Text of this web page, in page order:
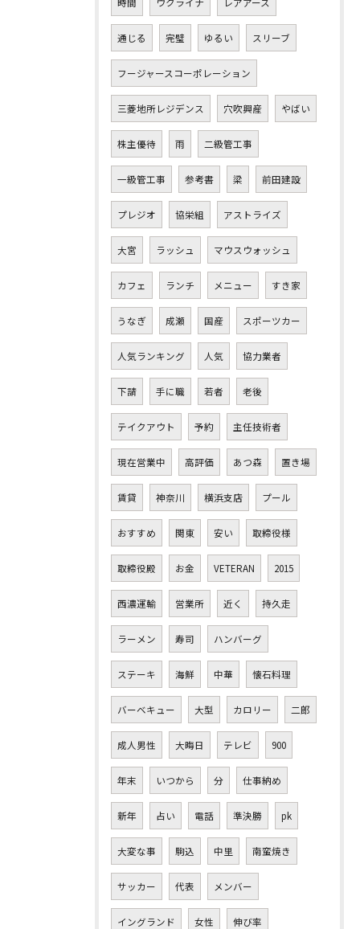
通じる 完璧 ゆるい スリーブ
フージャースコーポレーション
三菱地所レジデンス 穴吹興産 やばい
株主優待 雨 二級管工事
一級管工事 参考書 梁 前田建設
プレジオ 協栄組 アストライズ
大宮 ラッシュ マウスウォッシュ
カフェ ランチ メニュー すき家
うなぎ 成瀬 国産 スポーツカー
人気ランキング 人気 協力業者
下請 手に職 若者 老後
テイクアウト 予約 主任技術者
現在営業中 高評価 あつ森 置き場
賃貸 神奈川 横浜支店 プール
おすすめ 関東 安い 取締役様
取締役殿 お金 VETERAN 2015
西濃運輸 営業所 近く 持久走
ラーメン 寿司 ハンバーグ
ステーキ 海鮮 中華 懐石料理
バーベキュー 大型 カロリー 二郎
成人男性 大晦日 テレビ 900
年末 いつから 分 仕事納め
新年 占い 電話 準決勝 pk
大変な事 駒込 中里 南蛮焼き
サッカー 代表 メンバー
イングランド 女性 伸び率